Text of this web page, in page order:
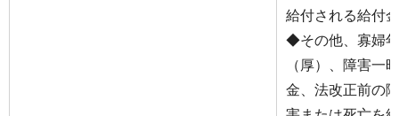
給付される給付
◆その他、寡婦
（厚）、障害一
金、法改正前の